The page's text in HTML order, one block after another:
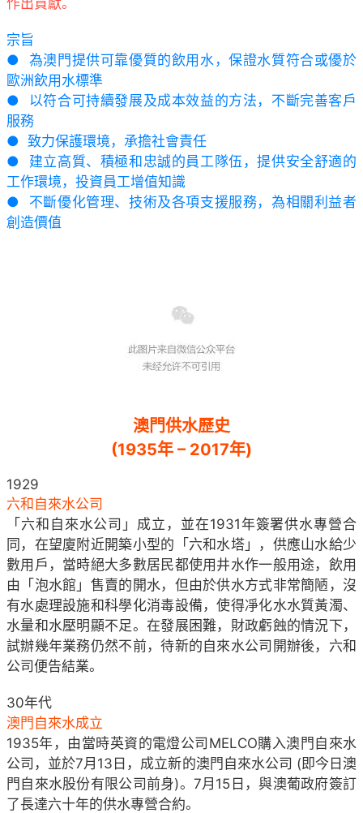
宗旨
● 為澳門提供可靠優質的飲用水，保證水質符合或優於
歐洲飲用水標準
● 以符合可持續發展及成本效益的方法，不斷完善客戶
服務
● 致力保護環境，承擔社會責任
● 建立高質、積極和忠誠的員工隊伍，提供安全舒適的
工作環境，投資員工增值知識
● 不斷優化管理、技術及各項支援服務，為相關利益者
創造價值
澳門供水歷史
(1935年 – 2017年)
1929
六和自來水公司
「六和自來水公司」成立，並在1931年簽署供水專營合
同，在望廈附近開築小型的「六和水塔」，供應山水給少
數用戶，當時絕大多數居民都使用井水作一般用途，飲用
由「泡水館」售賣的開水，但由於供水方式非常簡陋，沒
有水處理設施和科學化消毒設備，使得凈化水水質黃濁、
水量和水壓明顯不足。在發展困難，財政虧蝕的情況下，
試辦幾年業務仍然不前，待新的自來水公司開辦後，六和
公司便告結業。
30年代
澳門自來水成立
1935年，由當時英資的電燈公司MELCO購入澳門自來水
公司，並於7月13日，成立新的澳門自來水公司 (即今日澳
門自來水股份有限公司前身)。7月15日，與澳葡政府簽訂
了長達六十年的供水專營合約。